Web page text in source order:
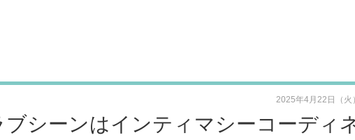
ブシーンはインティマシーコーディ
2025年4月22日（火